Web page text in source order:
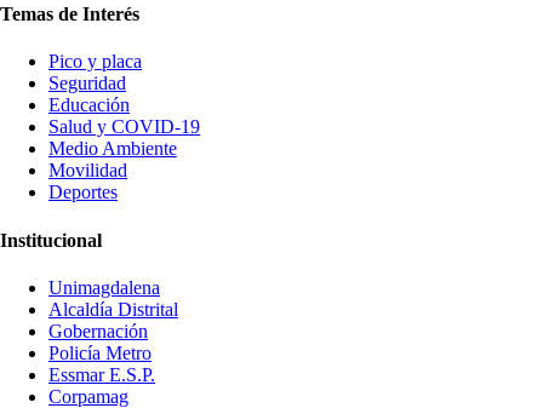
Temas de Interés
Pico y placa
Seguridad
Educación
Salud y COVID-19
Medio Ambiente
Movilidad
Deportes
Institucional
Unimagdalena
Alcaldía Distrital
Gobernación
Policía Metro
Essmar E.S.P.
Corpamag